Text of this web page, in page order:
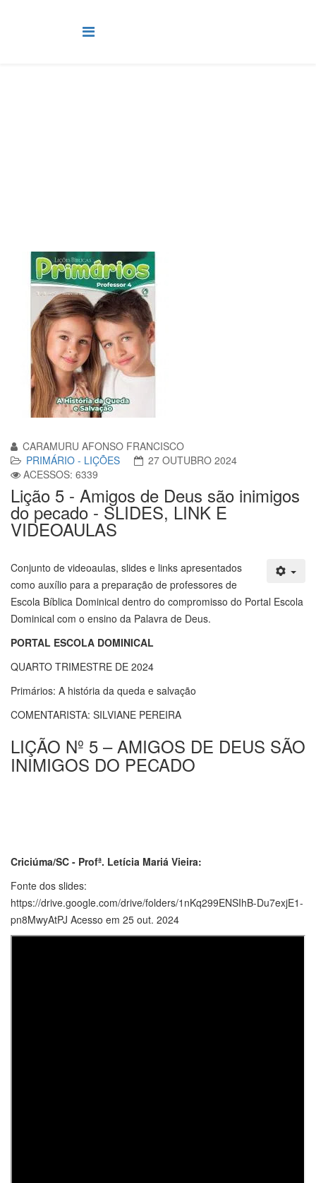
CARAMURU AFONSO FRANCISCO
PRIMÁRIO - LIÇÕES
27 OUTUBRO 2024
ACESSOS: 6339
Lição 5 - Amigos de Deus são inimigos
do pecado - SLIDES, LINK E
VIDEOAULAS
Conjunto de videoaulas, slides e links apresentados
como auxílio para a preparação de professores de
Escola Bíblica Dominical dentro do compromisso do Portal Escola
Dominical com o ensino da Palavra de Deus.
PORTAL ESCOLA DOMINICAL
QUARTO TRIMESTRE DE 2024
Primários: A história da queda e salvação
COMENTARISTA: SILVIANE PEREIRA
LIÇÃO Nº 5 – AMIGOS DE DEUS SÃO
INIMIGOS DO PECADO
Criciúma/SC - Profª. Letícia Mariá Vieira:
Fonte dos slides:
https://drive.google.com/drive/folders/1nKq299ENSIhB-Du7exjE1-
pn8MwyAtPJ Acesso em 25 out. 2024